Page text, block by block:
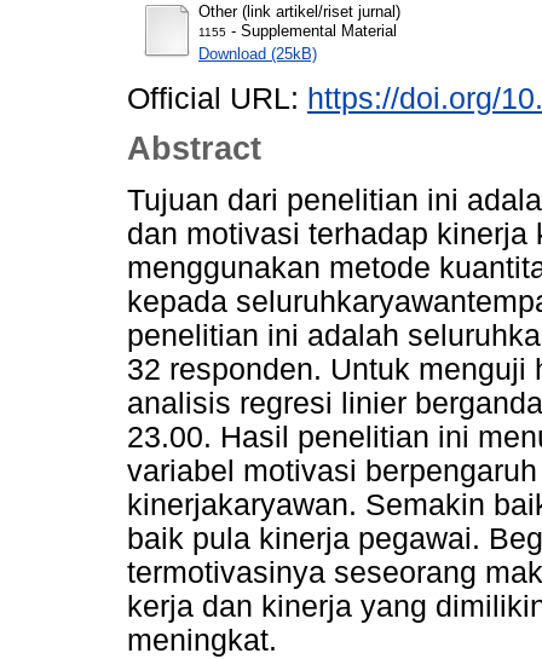
Other (link artikel/riset jurnal)
1155 - Supplemental Material
Download (25kB)
Official URL: https://doi.org/
Abstract
Tujuan dari penelitian ini
dan motivasi terhadap
menggunakan metode
kepada
penelitian ini adalah
32 responden. Untuk
analisis regresi linier
23.00. Hasil penelitian ini
variabel motivasi
kinerjakaryawan. Semakin
baik pula kinerja pegawai.
termotivasinya seseorang
kerja dan kinerja yang
meningkat.